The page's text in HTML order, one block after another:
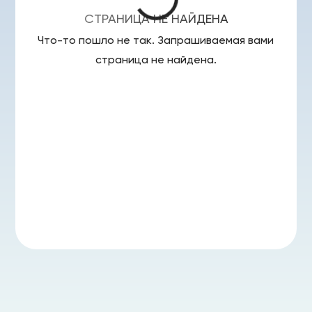
СТРАНИЦА НЕ НАЙДЕНА
Что-то пошло не так. Запрашиваемая вами
страница не найдена.